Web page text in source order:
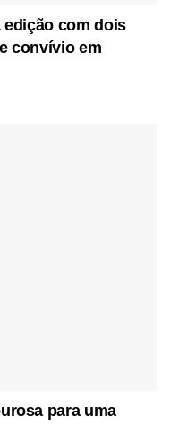
edição com dois
convívio em
para uma